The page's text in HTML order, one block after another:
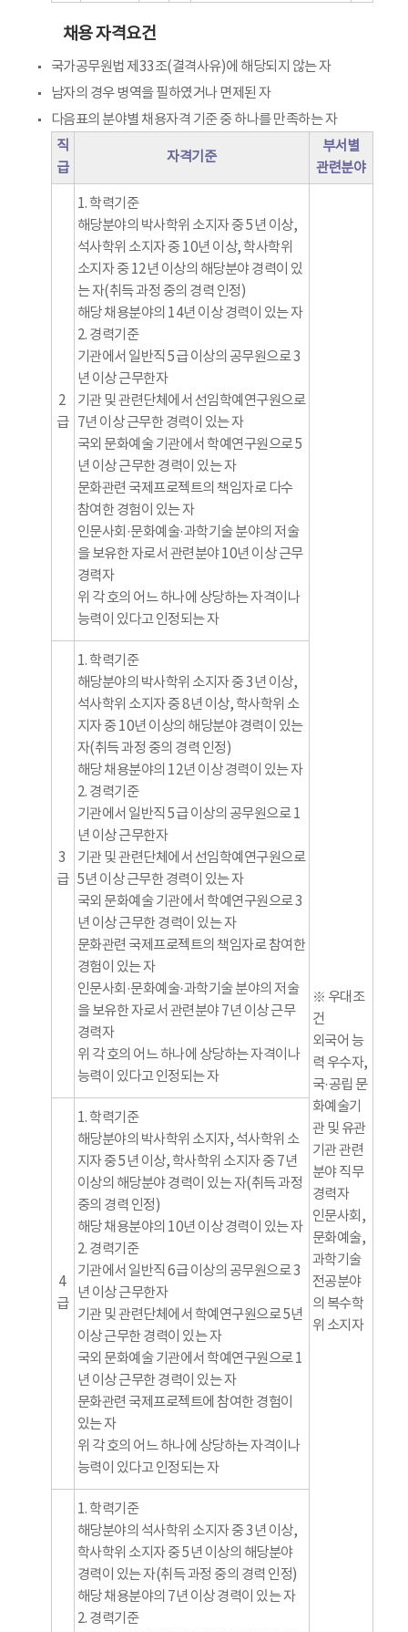
채용 자격요건
국가공무원법 제33조(결격사유)에 해당되지 않는 자
남자의 경우 병역을 필하였거나 면제된 자
다음표의 분야별 채용자격 기준 중 하나를 만족하는 자
직
급
자격기준
부서별
관련분야
2
급
1. 학력기준
해당분야의 박사학위 소지자 중 5년 이상,
석사학위 소지자 중 10년 이상, 학사학위
소지자 중 12년 이상의 해당분야 경력이 있
는 자(취득 과정 중의 경력 인정)
해당 채용분야의 14년 이상 경력이 있는 자
2. 경력기준
기관에서 일반직 5급 이상의 공무원으로 3
년 이상 근무한자
기관 및 관련단체에서 선임학예연구원으로
7년 이상 근무한 경력이 있는 자
국외 문화예술 기관에서 학예연구원으로 5
년 이상 근무한 경력이 있는 자
문화관련 국제프로젝트의 책임자로 다수
참여한 경험이 있는 자
인문사회·문화예술·과학기술 분야의 저술
을 보유한 자로서 관련분야 10년 이상 근무
경력자
위 각 호의 어느 하나에 상당하는 자격이나
능력이 있다고 인정되는 자
※ 우대조
건
외국어 능
력 우수자,
국·공립 문
화예술기
관 및 유관
기관 관련
분야 직무
경력자
인문사회,
문화예술,
과학기술
전공분야
의 복수학
위 소지자
3
급
1. 학력기준
해당분야의 박사학위 소지자 중 3년 이상,
석사학위 소지자 중 8년 이상, 학사학위 소
지자 중 10년 이상의 해당분야 경력이 있는
자(취득 과정 중의 경력 인정)
해당 채용분야의 12년 이상 경력이 있는 자
2. 경력기준
기관에서 일반직 5급 이상의 공무원으로 1
년 이상 근무한자
기관 및 관련단체에서 선임학예연구원으로
5년 이상 근무한 경력이 있는 자
국외 문화예술 기관에서 학예연구원으로 3
년 이상 근무한 경력이 있는 자
문화관련 국제프로젝트의 책임자로 참여한
경험이 있는 자
인문사회·문화예술·과학기술 분야의 저술
을 보유한 자로서 관련분야 7년 이상 근무
경력자
위 각 호의 어느 하나에 상당하는 자격이나
능력이 있다고 인정되는 자
4
급
1. 학력기준
해당분야의 박사학위 소지자, 석사학위 소
지자 중 5년 이상, 학사학위 소지자 중 7년
이상의 해당분야 경력이 있는 자(취득 과정
중의 경력 인정)
해당 채용분야의 10년 이상 경력이 있는 자
2. 경력기준
기관에서 일반직 6급 이상의 공무원으로 3
년 이상 근무한자
기관 및 관련단체에서 학예연구원으로 5년
이상 근무한 경력이 있는 자
국외 문화예술 기관에서 학예연구원으로 1
년 이상 근무한 경력이 있는 자
문화관련 국제프로젝트에 참여한 경험이
있는 자
위 각 호의 어느 하나에 상당하는 자격이나
능력이 있다고 인정되는 자
1. 학력기준
해당분야의 석사학위 소지자 중 3년 이상,
학사학위 소지자 중 5년 이상의 해당분야
경력이 있는 자(취득 과정 중의 경력 인정)
해당 채용분야의 7년 이상 경력이 있는 자
2. 경력기준